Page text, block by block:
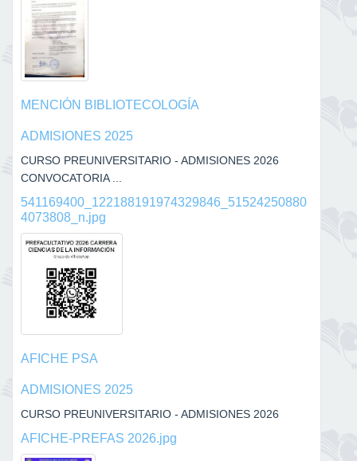
MENCIÓN BIBLIOTECOLOGÍA
ADMISIONES 2025
CURSO PREUNIVERSITARIO - ADMISIONES 2026
CONVOCATORIA ...
541169400_122188191974329846_51524250880
4073808_n.jpg
AFICHE PSA
ADMISIONES 2025
CURSO PREUNIVERSITARIO - ADMISIONES 2026
AFICHE-PREFAS 2026.jpg